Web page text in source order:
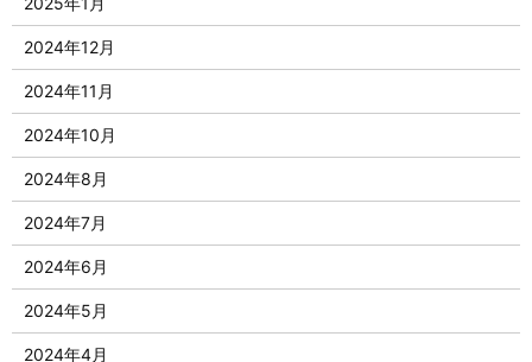
2024年12月
2024年11月
2024年10月
2024年8月
2024年7月
2024年6月
2024年5月
2024年4月